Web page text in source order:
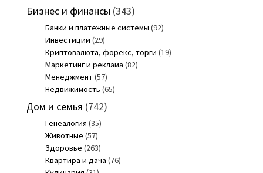
Бизнес и финансы (343)
Банки и платежные системы (92)
Инвестиции (29)
Криптовалюта, форекс, торги (19)
Маркетинг и реклама (82)
Менеджмент(57)
Недвижимость (65)
Дом и семья (742)
Генеалогия (35)
Животные (57)
Здоровье (263)
Квартира и дача (76)